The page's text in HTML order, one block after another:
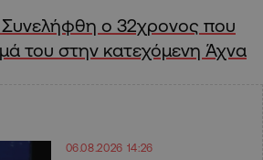
Συνελήφθη ο 32χρονος που
του στην κατεχόμενη Άχνα
06.08.2026 14:26